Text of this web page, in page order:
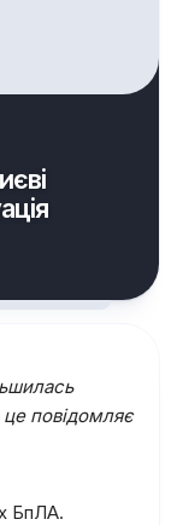
це повідомляє
БпЛА.